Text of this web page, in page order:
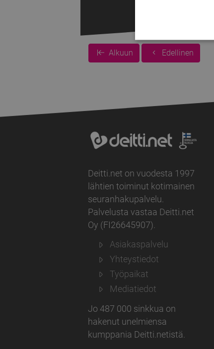
Alkuun Edellinen
Deitti.net on vuodesta 1997
lähtien toiminut kotimainen
seuranhakupalvelu.
Palvelusta vastaa Deitti.net
Oy ( FI26645907).
Asiakaspalvelu
Yhteystiedot
Työpaikat
Mediatiedot
Jo 487 000 sinkkua on
hakenut unelmiensa
kumppania Deitti.netistä.